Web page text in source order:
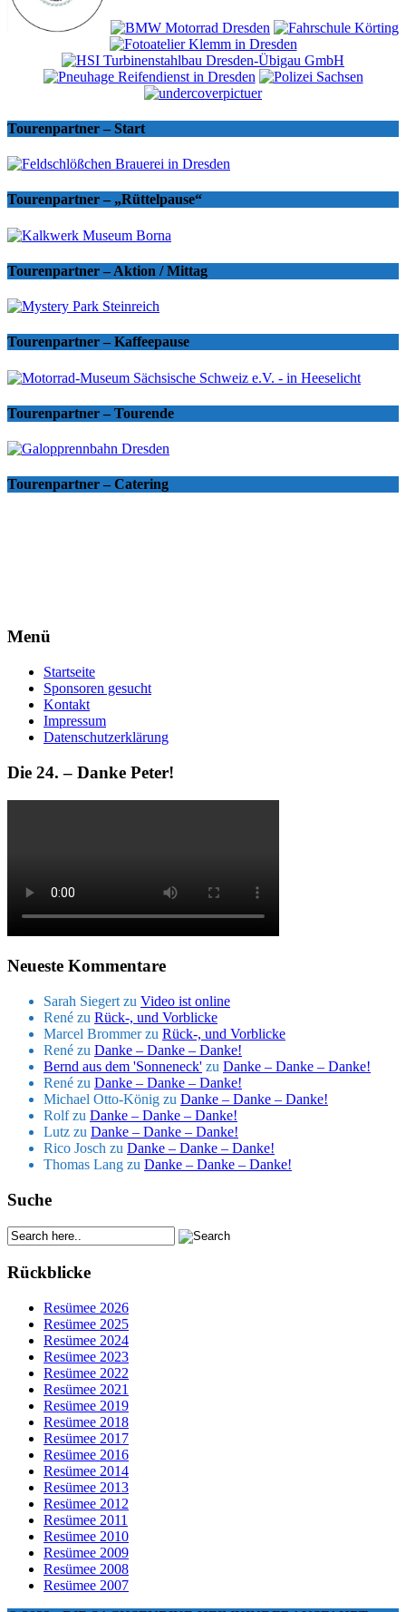
Tourenpartner – Start
Tourenpartner – „Rüttelpause“
Tourenpartner – Aktion / Mittag
Tourenpartner – Kaffeepause
Tourenpartner – Tourende
Tourenpartner – Catering
Menü
Startseite
Sponsoren gesucht
Kontakt
Impressum
Datenschutzerklärung
Die 24. – Danke Peter!
Neueste Kommentare
Sarah Siegert zu Video ist online
René zu Rück-, und Vorblicke
Marcel Brommerzu Rück-, und Vorblicke
René zu Danke – Danke – Danke!
Bernd aus dem 'Sonneneck' zu Danke – Danke – Danke!
René zu Danke – Danke – Danke!
Michael Otto-König zu Danke – Danke – Danke!
Rolfzu Danke – Danke – Danke!
Lutz zu Danke – Danke – Danke!
Rico Josch zu Danke – Danke – Danke!
Thomas Lang zu Danke – Danke – Danke!
Suche
Rückblicke
Resümee 2026
Resümee 2025
Resümee 2024
Resümee 2023
Resümee 2022
Resümee 2021
Resümee 2019
Resümee 2018
Resümee 2017
Resümee 2016
Resümee 2014
Resümee 2013
Resümee 2012
Resümee 2011
Resümee 2010
Resümee 2009
Resümee 2008
Resümee 2007